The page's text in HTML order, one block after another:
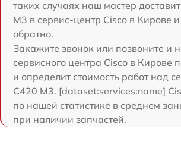
таких случаях наш мастер
M3 в сервис-центр Cisco в Кирове
обратно.
Закажите звонок или позвоните и
сервисного центра Cisco в Кирове
и определит стоимость работ над
C420 M3. [dataset:services:name]
по нашей статистике в среднем
при наличии запчастей.